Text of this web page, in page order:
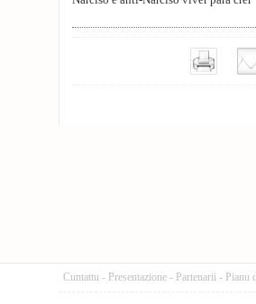
Cuntattu - Presentazione - Partenarii - Pianu